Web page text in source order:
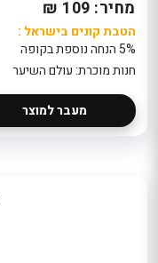
מחיר: 109 ₪
הטבת קונים בישראל :
5% הנחה נוספת בקופה
חנות מוכרת: עולם השיער
מעבר למוצר